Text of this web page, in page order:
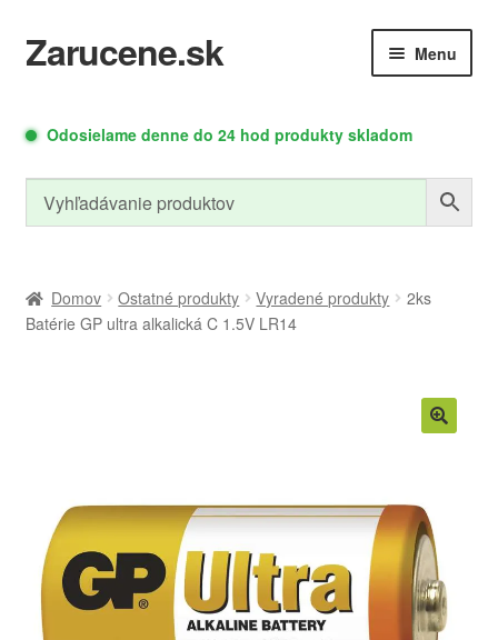
Preskočiť
na
Preskočiť
na
Zarucene.sk Menu
Autodoplnky
podradené
menu
Meracia
Technika
menu
podradené
Ostatné
produkty
Rozbaliť
podradené
Blog
Rozbaliť
Odosielame denne do 24 hod produkty skladom
Domov Ostatné produkty Vyradené produkty
2ks
Batérie GP ultra alkalická C 1.5V LR14